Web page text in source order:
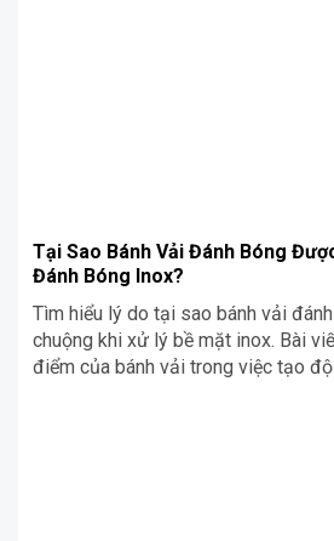
Tại Sao Bánh Vải Đánh Bóng
Đánh Bóng Inox?
Tìm hiểu lý do tại sao bánh vải
chuộng khi xử lý bề mặt inox. Bài
điểm của bánh vải trong việc tạo